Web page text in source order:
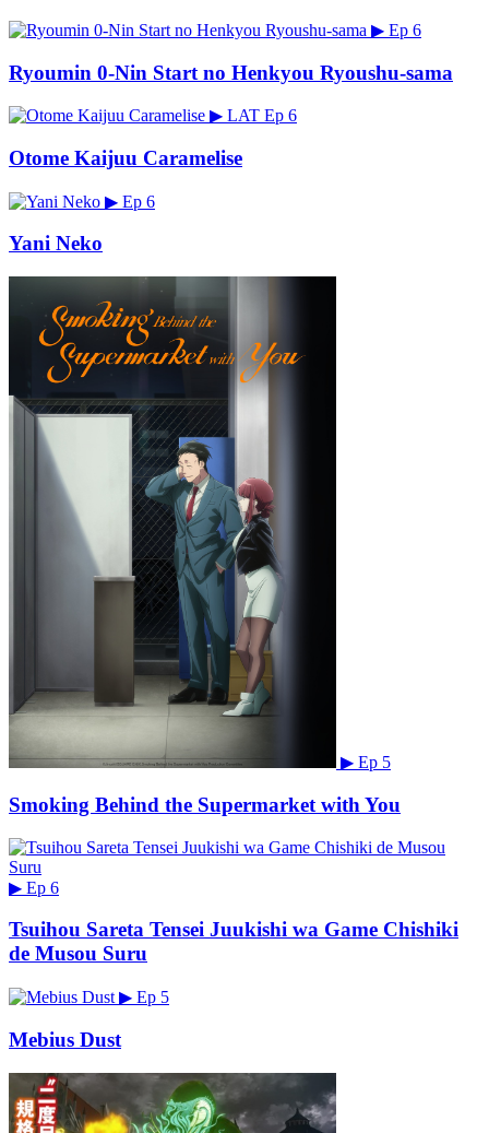
▶ Ep 6
Ryoumin 0-Nin Start no Henkyou Ryoushu-sama
▶ LAT Ep 6
Otome Kaijuu Caramelise
▶ Ep 6
Yani Neko
▶ Ep 5
Smoking Behind the Supermarket with You
▶ Ep 6
Tsuihou Sareta Tensei Juukishi wa Game Chishiki
de Musou Suru
▶ Ep 5
Mebius Dust